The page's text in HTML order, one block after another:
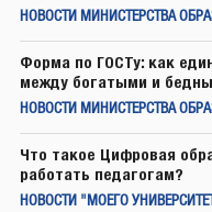
НОВОСТИ МИНИСТЕРСТВА
Форма по ГОСТу: как
между богатыми и
НОВОСТИ МИНИСТЕРСТВА
Что такое Цифровая
работать педагогам?
НОВОСТИ "МОЕГО